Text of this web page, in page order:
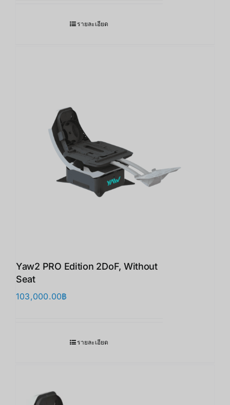
รายละเอียด
Yaw2 PRO Edition 2DoF, Without
Seat
103,000.00฿
รายละเอียด